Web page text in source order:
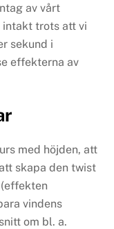
av vårt
intakt trots att vi
sekund i
effekterna av
med höjden, att
skapa den twist
vindens
om bl. a.